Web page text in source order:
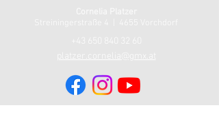
platzer.cornelia@gmx.at